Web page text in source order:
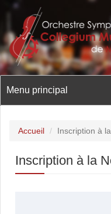
Aller
contenu
principal
Accueil / Inscription à
Inscription à la